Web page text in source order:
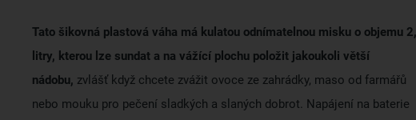
Tato šikovná plastová váha má kulatou odnímatelnou misku o objemu
litry, kterou lze sundat a na vážící plochu položit jakoukoli větší
nádobu, zvlášť když chcete zvážit ovoce ze zahrádky, maso od farmářů
nebo mouku pro pečení sladkých a slaných dobrot. Napájení na baterie